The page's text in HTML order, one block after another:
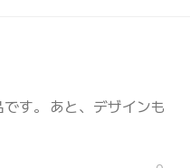
す。 あと、デザインも